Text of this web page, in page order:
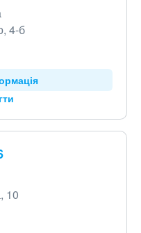
4-б
10